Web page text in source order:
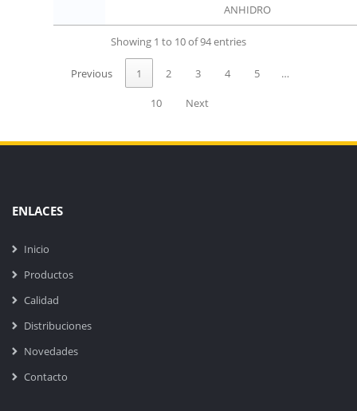
ANHIDRO
Showing 1 to 10 of 94 entries
Previous 1 2 3 4 5 …
10 Next
ENLACES
Inicio
Productos
Calidad
Distribuciones
Novedades
Contacto